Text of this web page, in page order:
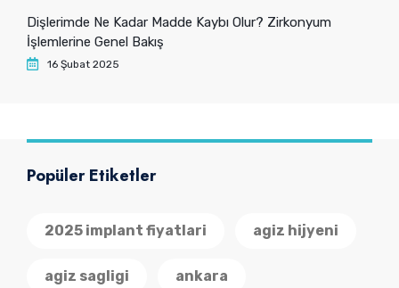
Dişlerimde Ne Kadar Madde Kaybı Olur? Zirkonyum
İşlemlerine Genel Bakış
16 Şubat 2025
Popüler Etiketler
2025 implant fiyatlari agiz hijyeni
agiz sagligi ankara